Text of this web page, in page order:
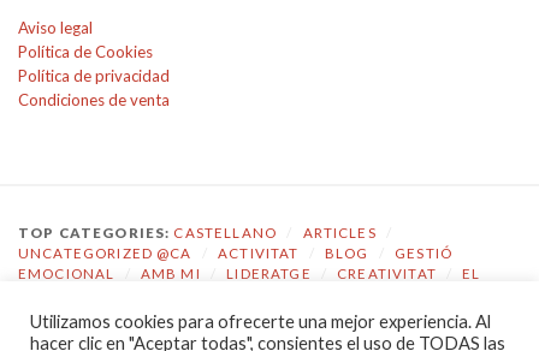
Aviso legal
Política de Cookies
Política de privacidad
Condiciones de venta
TOP CATEGORIES: CASTELLANO ARTICLES
UNCATEGORIZED @CA
ACTIVITAT BLOG
GESTIÓ
EMOCIONAL
AMB MI LIDERATGE CREATIVITAT
EL
TOP TAGS: COACHING / GESTIÓ EMOCIONAL / ECOLOGIA
EMOCIONAL / EL DESPERTADOR / CONSCIÈNCIA /
Utilizamos cookies para ofrecerte una mejor experiencia. Al
hacer clic en "Aceptar todas", consientes el uso de TODAS las